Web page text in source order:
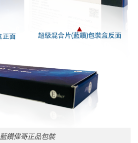
藍鑽偉哥正品包裝